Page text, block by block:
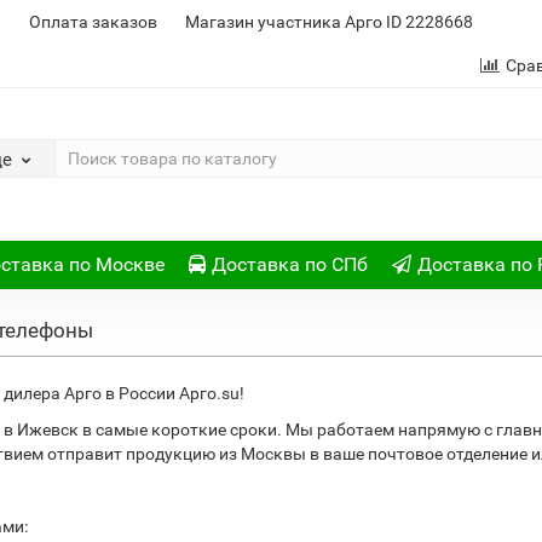
Оплата заказов Магазин участника Арго ID 2228668
по Москве Доставка по СПб Доставка по
Арго в России Арго.su!
Ижевск в самые короткие сроки. Мы работаем напрямую с
отправит продукцию из Москвы в ваше почтовое